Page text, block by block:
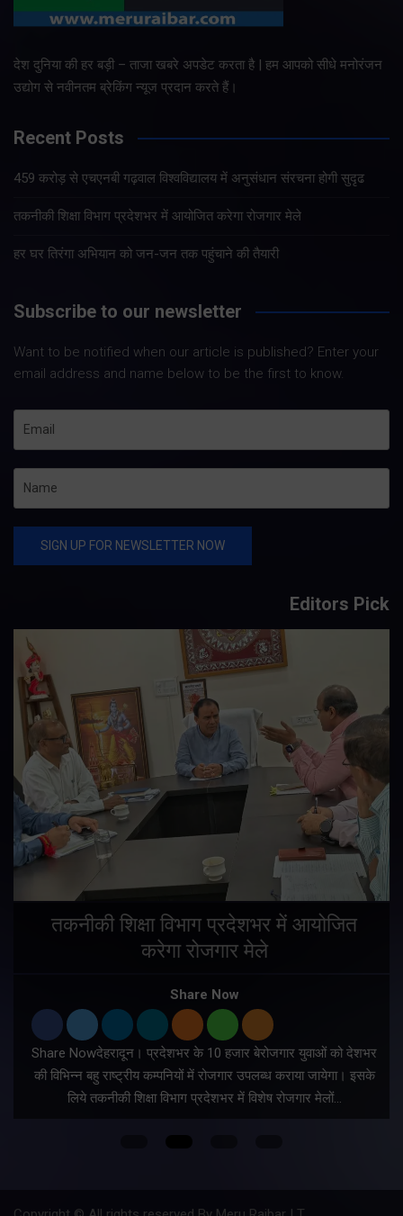
देश दुनिया की हर बड़ी – ताजा खबरे अपडेट करता है | हम आपको सीधे मनोरंजन
उद्योग से नवीनतम ब्रेकिंग न्यूज प्रदान करते हैं।
Recent Posts
459 करोड़ से एचएनबी गढ़वाल विश्वविद्यालय में अनुसंधान संरचना होगी सुदृढ
तकनीकी शिक्षा विभाग प्रदेशभर में आयोजित करेगा रोजगार मेले
हर घर तिरंगा अभियान को जन-जन तक पहुंचाने की तैयारी
Subscribe to our newsletter
Want to be notified when our article is published? Enter your
email address and name below to be the first to know.
Editors Pick
तकनीकी शिक्षा विभाग प्रदेशभर में आयोजित
करेगा रोजगार मेले
Share Now
Share Nowदेहरादून। प्रदेशभर के 10 हजार बेरोजगार युवाओं को देशभर
की विभिन्न बहु राष्ट्रीय कम्पनियों में रोजगार उपलब्ध कराया जायेगा। इसके
लिये तकनीकी शिक्षा विभाग प्रदेशभर में विशेष रोजगार मेलों…